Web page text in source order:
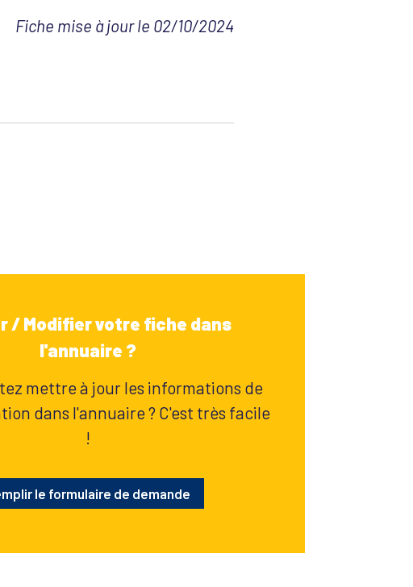
Fiche mise à jour le 02/10/2024
/ Modifier votre fiche dans
l'annuaire ?
mettre à jour les informations de
dans l'annuaire ? C'est très facile
!
le formulaire de demande